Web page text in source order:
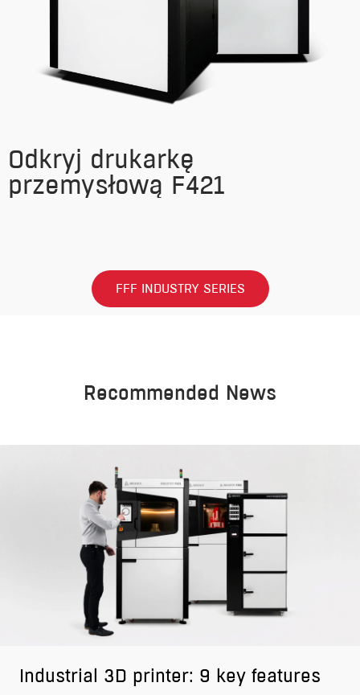
Odkryj drukarkę
przemysłową F421
FFF INDUSTRY SERIES
Recommended News
Industrial 3D printer: 9 key features